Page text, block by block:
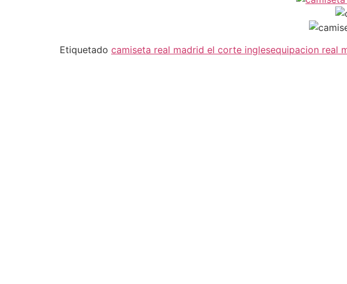
Etiquetado camiseta real madrid el corte inglesequipacion real